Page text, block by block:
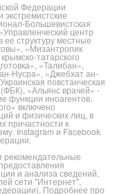
Федерации
Большевистская
центр
структуру местные
«Мизантропик
татарского
«Талибан»,
Нусра», «Джебхат ан-
повстанческая
«Альянс врачей» -
функции иноагентов.
включено
и физических лиц, в
причастности к
Instagram и Facebook
и анализа сведений,
сети "Интернет",
Подробнее про